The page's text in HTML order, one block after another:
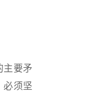
主要矛
必须坚